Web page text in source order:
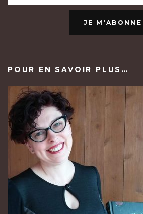
JE M'ABONNE
POUR EN SAVOIR PLUS…